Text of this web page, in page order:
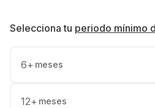
Selecciona tu periodo mínimo
6+ meses
12+ meses